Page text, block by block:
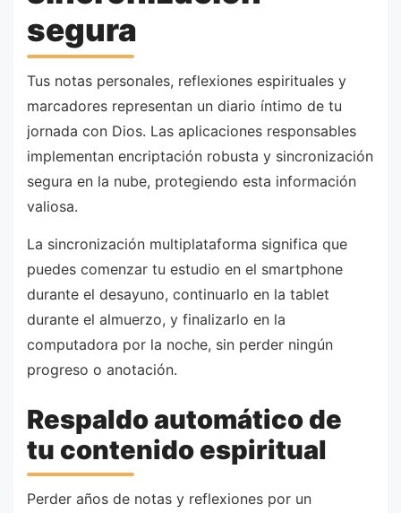
segura
Tus notas personales, reflexiones espirituales y
marcadores representan un diario íntimo de tu
jornada con Dios. Las aplicaciones responsables
implementan encriptación robusta y sincronización
segura en la nube, protegiendo esta información
valiosa.
La sincronización multiplataforma significa que
puedes comenzar tu estudio en el smartphone
durante el desayuno, continuarlo en la tablet
durante el almuerzo, y finalizarlo en la
computadora por la noche, sin perder ningún
progreso o anotación.
Respaldo automático de
tu contenido espiritual
Perder años de notas y reflexiones por un